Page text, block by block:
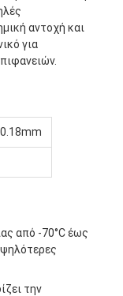
αντοχή και
για
από -70°C έως
την